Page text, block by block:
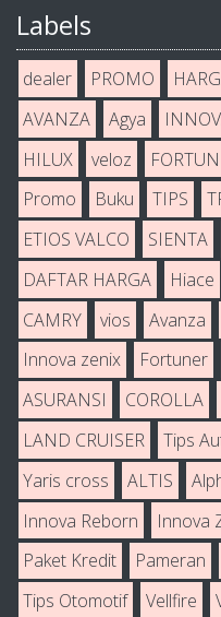
Labels
dealer PROMO
AVANZA
Agya
HILUX
veloz
Promo
Buku TIPS
ETIOS VALCO
SIENTA
DAFTAR HARGA
Hiace
CAMRY
vios Avanza
Innova zenix
Fortuner
ASURANSI
COROLLA
LAND CRUISER
Tips
Yaris cross
ALTIS
Innova Reborn
Innova
Paket Kredit
Pameran
Tips Otomotif
Vellfire